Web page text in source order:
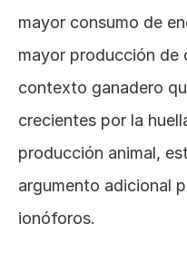
mayor consumo de
mayor producción de
contexto ganadero
crecientes por la
producción animal,
argumento adicional
ionóforos.